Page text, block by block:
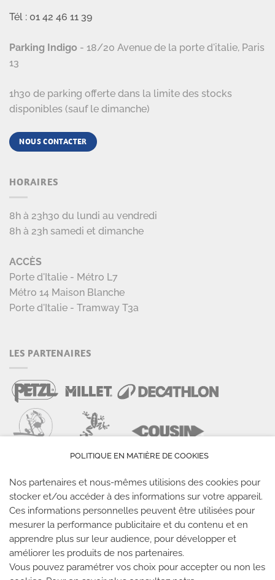
Tél : 01 42 46 11 39
Parking Indigo - 18/20 Avenue de la porte d'italie, Paris
13
1h30 de parking offerte dans la limite des stocks
disponibles (sauf le dimanche)
NOUS CONTACTER
HORAIRES
8h à 23h30 du lundi au vendredi
8h à 23h samedi et dimanche
ACCÈS
Porte d'Italie - Métro L7
Métro 14 Maison Blanche
Porte d'Italie - Tramway T3a
LES PARTENAIRES
LES SALLES CLIMB UP
Climb Up vous accueille dans ses salles, partout en
POLITIQUE EN MATIÈRE DE COOKIES
Nos partenaires et nous-mêmes utilisions des cookies pour
stocker et/ou accéder à des informations sur votre appareil.
Ces informations personnelles peuvent être utilisées pour
mesurer la performance publicitaire et du contenu et en
apprendre plus sur leur audience, pour développer et
améliorer les produits de nos partenaires.
Vous pouvez paramétrer vos choix pour accepter ou non les